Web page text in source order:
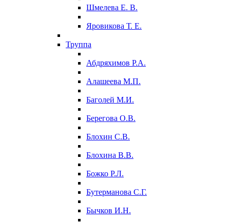
Шмелева Е. В.
Яровикова Т. Е.
Труппа
Абдряхимов Р.А.
Алашеева М.П.
Баголей М.И.
Берегова О.В.
Блохин С.В.
Блохина В.В.
Божко Р.Л.
Бутерманова С.Г.
Бычков И.Н.